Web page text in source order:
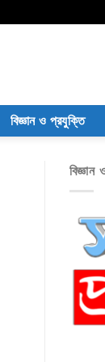
বিজ্ঞান ও প্রযুক্তি